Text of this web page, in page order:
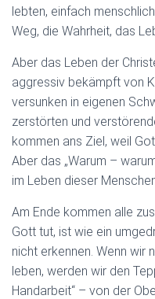
lebten, einfach
Weg, die Wahrheit, das
Aber das Leben der
aggressiv bekämpft von
versunken in eigenen
zerstörten und
kommen ans Ziel, weil
Aber das „Warum –
im Leben dieser
Am Ende kommen alle
Gott tut, ist wie ein
nicht erkennen. Wenn wir
leben, werden wir den
Handarbeit“ – von der